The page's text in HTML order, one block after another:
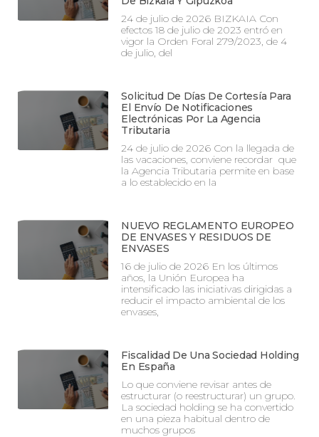
24 de julio de 2026 BIZKAIA Con
efectos 18 de julio de 2023 entró en
vigor la Orden Foral 279/2023, de 4
de julio, del
Solicitud De Días De Cortesía Para
El Envío De Notificaciones
Electrónicas Por La Agencia
Tributaria
24 de julio de 2026 Con la llegada de
las vacaciones, conviene recordar que
la Agencia Tributaria permite en base
a lo establecido en la
NUEVO REGLAMENTO EUROPEO
DE ENVASES Y RESIDUOS DE
ENVASES
16 de julio de 2026 En los últimos
años, la Unión Europea ha
intensificado las iniciativas dirigidas a
reducir el impacto ambiental de los
envases,
Fiscalidad De Una Sociedad Holding
En España
Lo que conviene revisar antes de
estructurar (o reestructurar) un grupo.
La sociedad holding se ha convertido
en una pieza habitual dentro de
muchos grupos